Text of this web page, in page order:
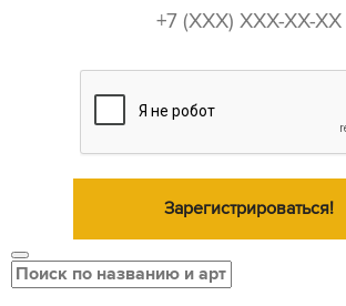
Зарегистрироваться!